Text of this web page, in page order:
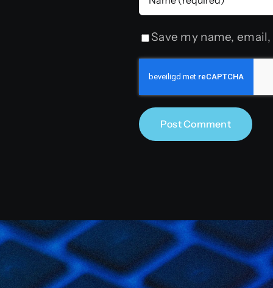
Save my name,